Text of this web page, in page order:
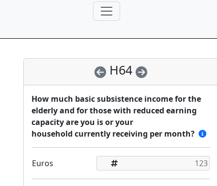
H64
How much basic subsistence income for the
elderly and for those with reduced earning
capacity are you is or your
household currently receiving per month?
Euros